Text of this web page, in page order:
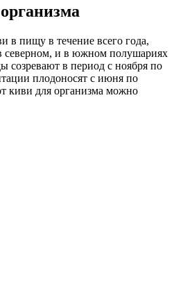
в пищу в течение всего года,
северном, и в южном полушариях
в период с ноября по
плодоносят с июня по
киви для организма можно